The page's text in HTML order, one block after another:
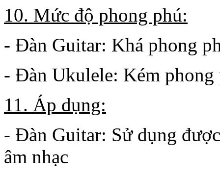
10. Mức độ phong phú:
- Đàn Guitar: Khá phong
- Đàn Ukulele: Kém
11. Áp dụng:
- Đàn Guitar: Sử dụng
âm nhạc